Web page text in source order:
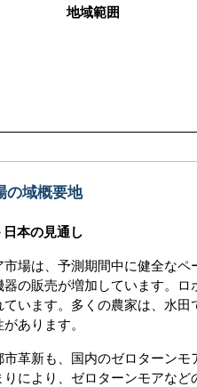
地域範囲
の域概要地
本の見通し
場は、予測期間中に健全な
の販売が増加しています。
います。多くの農家は、水
あります。
革新も、国内のゼロターン
により、ゼロターンモアな